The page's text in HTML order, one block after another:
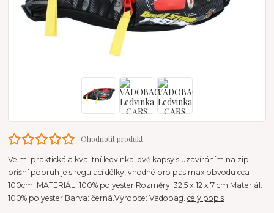
Ohodnotit produkt
Velmi praktická a kvalitní ledvinka, dvě kapsy s uzavíráním na zip,
břišní popruh je s regulací délky, vhodné pro pas max obvodu cca
100cm. MATERIÁL: 100% polyester Rozměry: 32,5 x 12 x 7 cm.Materiál:
100% polyester.Barva: černá.Výrobce: Vadobag.celý popis